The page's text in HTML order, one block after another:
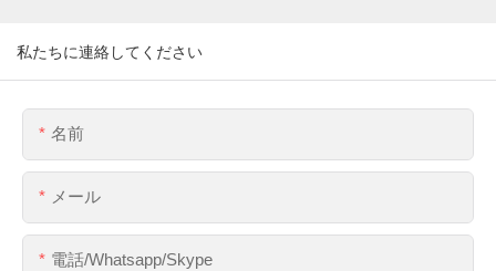
私たちに連絡してください
名前
メール
電話/whatsapp/skype